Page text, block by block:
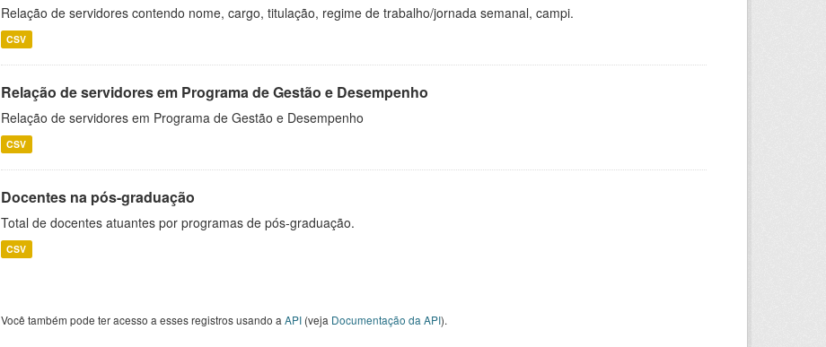
Relação de servidores contendo nome, cargo, titulação, regime de trabalho/jornada semanal, campi.
CSV
Relação de servidores em Programa de Gestão e Desempenho
Relação de servidores em Programa de Gestão e Desempenho
CSV
Docentes na pós-graduação
Total de docentes atuantes por programas de pós-graduação.
CSV
Você também pode ter acesso a esses registros usando a API (veja Documentação da API).